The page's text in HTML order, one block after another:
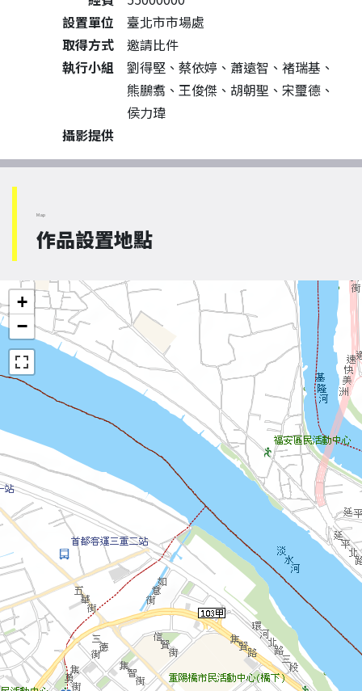
設置單位
臺北市市場處
取得方式
邀請比件
執行小組
劉得堅、蔡依婷、蕭遠智、褚瑞基、
熊鵬翥、王俊傑、胡朝聖、宋璽德、
侯力瑋
攝影提供
Map
作品設置地點
+
−